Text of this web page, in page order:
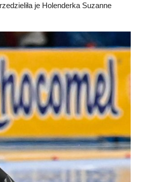
je Holenderka Suzanne